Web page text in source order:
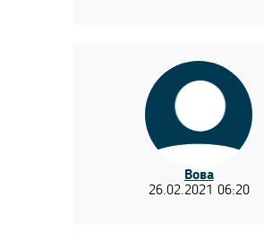
Вова
26.02.2021 06:20